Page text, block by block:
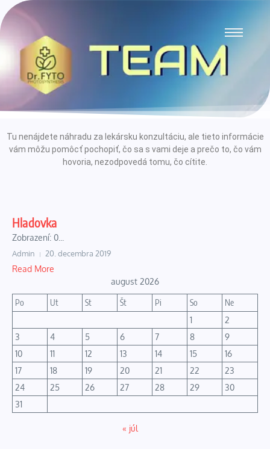
Tu nenájdete náhradu za lekársku konzultáciu, ale tieto informácie
vám môžu pomôcť pochopiť, čo sa s vami deje a prečo to, čo vám
hovoria, nezodpovedá tomu, čo cítite.
Hladovka
Zobrazení: 0...
Admin 20. decembra 2019
Read More
august 2026
Po Ut St Št Pi So
Ne
1
2
3
4 5 6 7 8
9
10
11 12 13 14 15
16
17
18 19 20 21 22
23
24
25 26 27 28 29
30
31
« júl